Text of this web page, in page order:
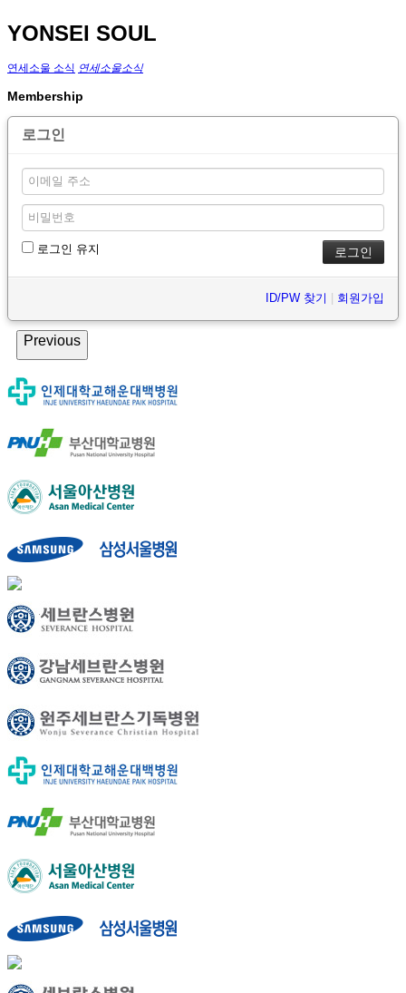
YONSEI SOUL
연세소울 소식 연세소울소식
Membership
로그인
로그인 유지
ID/PW 찾기 회원가입
Previous